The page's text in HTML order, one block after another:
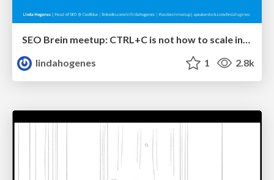
SEO Brein meetup: CTRL+C is not how to scale international SEO
lindahogenes
1 2.8k